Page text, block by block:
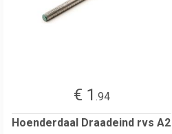
€ 1 .94
Hoenderdaal Draadeind rvs A2